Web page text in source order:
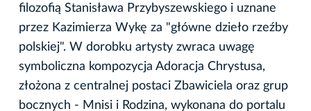
filozofią Stanisława Przybyszewskiego i uznane
przez Kazimierza Wykę za "główne dzieło rzeźby
polskiej". W dorobku artysty zwraca uwagę
symboliczna kompozycja Adoracja Chrystusa,
złożona z centralnej postaci Zbawiciela oraz grup
bocznych - Mnisi i Rodzina, wykonana do portalu